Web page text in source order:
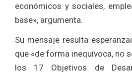
económicos y sociales,
base», argumenta.
Su mensaje resulta
que «de forma inequívoca, no
los 17 Objetivos de